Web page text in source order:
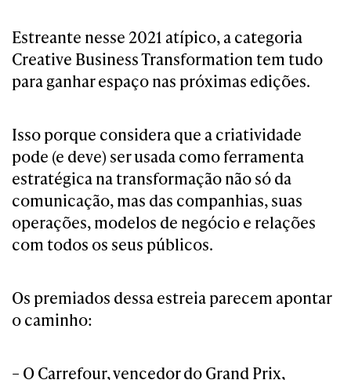
Estreante nesse 2021 atípico, a categoria
Creative Business Transformation tem tudo
para ganhar espaço nas próximas edições.
Isso porque considera que a criatividade
pode (e deve) ser usada como ferramenta
estratégica na transformação não só da
comunicação, mas das companhias, suas
operações, modelos de negócio e relações
com todos os seus públicos.
Os premiados dessa estreia parecem apontar
o caminho:
– O Carrefour, vencedor do Grand Prix,